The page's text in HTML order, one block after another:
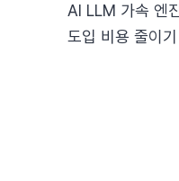
Search
AI LLM 가속 엔
도입 비용 줄이기